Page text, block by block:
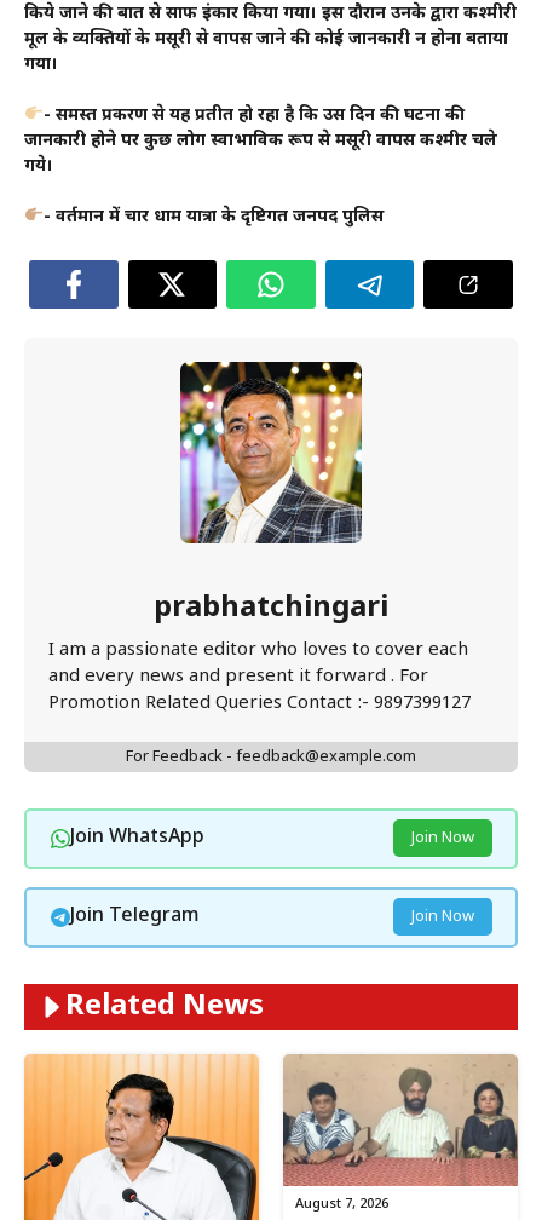
किये जाने की बात से साफ इंकार किया गया। इस दौरान उनके द्वारा कश्मीरी
मूल के व्यक्तियों के मसूरी से वापस जाने की कोई जानकारी न होना बताया
गया।
- समस्त प्रकरण से यह प्रतीत हो रहा है कि उस दिन की घटना की
जानकारी होने पर कुछ लोग स्वाभाविक रूप से मसूरी वापस कश्मीर चले
गये।
- वर्तमान में चार धाम यात्रा के दृष्टिगत जनपद पुलिस
prabhatchingari
I am a passionate editor who loves to cover each
and every news and present it forward . For
Promotion Related Queries Contact :- 9897399127
For Feedback - feedback@example.com
Join WhatsApp Join Now
Join Telegram Join Now
Related News
August 7, 2026